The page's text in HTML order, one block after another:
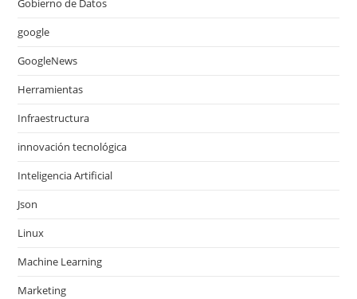
Gobierno de Datos
google
GoogleNews
Herramientas
Infraestructura
innovación tecnológica
Inteligencia Artificial
Json
Linux
Machine Learning
Marketing